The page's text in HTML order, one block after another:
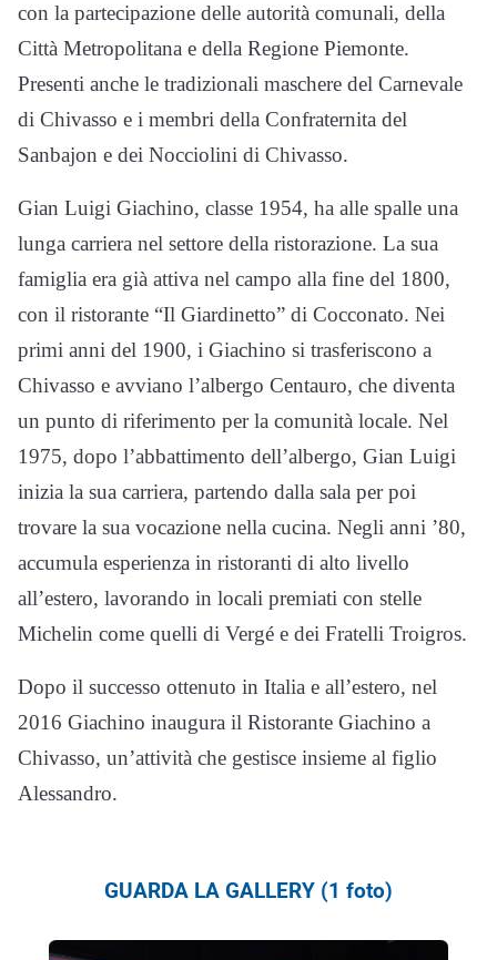
con la partecipazione delle autorità comunali, della
Città Metropolitana e della Regione Piemonte.
Presenti anche le tradizionali maschere del Carnevale
di Chivasso e i membri della Confraternita del
Sanbajon e dei Nocciolini di Chivasso.
Gian Luigi Giachino, classe 1954, ha alle spalle una
lunga carriera nel settore della ristorazione. La sua
famiglia era già attiva nel campo alla fine del 1800,
con il ristorante “Il Giardinetto” di Cocconato. Nei
primi anni del 1900, i Giachino si trasferiscono a
Chivasso e avviano l’albergo Centauro, che diventa
un punto di riferimento per la comunità locale. Nel
1975, dopo l’abbattimento dell’albergo, Gian Luigi
inizia la sua carriera, partendo dalla sala per poi
trovare la sua vocazione nella cucina. Negli anni ’80,
accumula esperienza in ristoranti di alto livello
all’estero, lavorando in locali premiati con stelle
Michelin come quelli di Vergé e dei Fratelli Troigros.
Dopo il successo ottenuto in Italia e all’estero, nel
2016 Giachino inaugura il Ristorante Giachino a
Chivasso, un’attività che gestisce insieme al figlio
Alessandro.
GUARDA LA GALLERY (1 foto)